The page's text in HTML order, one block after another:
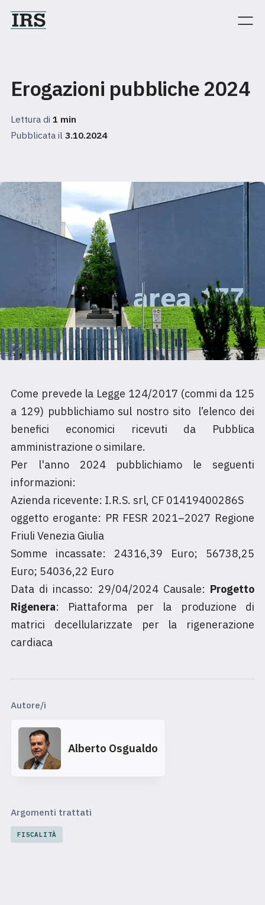
Erogazioni pubbliche 2024
Lettura di 1 min
Pubblicata il 3.10.2024
Come prevede la Legge 124/2017 (commi da 125
a 129) pubblichiamo sul nostro sito l’elenco dei
benefici economici ricevuti da Pubblica
amministrazione o similare.
Per l'anno 2024 pubblichiamo le seguenti
informazioni:
Azienda ricevente: I.R.S. srl, CF 01419400286S
oggetto erogante: PR FESR 2021–2027 Regione
Friuli Venezia Giulia
Somme incassate: 24316,39 Euro; 56738,25
Euro; 54036,22 Euro
Data di incasso: 29/04/2024 Causale: Progetto
Rigenera: Piattaforma per la produzione di
matrici decellularizzate per la rigenerazione
cardiaca
Autore/i
Alberto Osgualdo
Argomenti trattati
FISCALITÀ